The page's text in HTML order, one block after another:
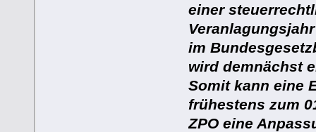
einer
im
wird demnächst
Somit kann eine
frühestens zum
ZPO eine